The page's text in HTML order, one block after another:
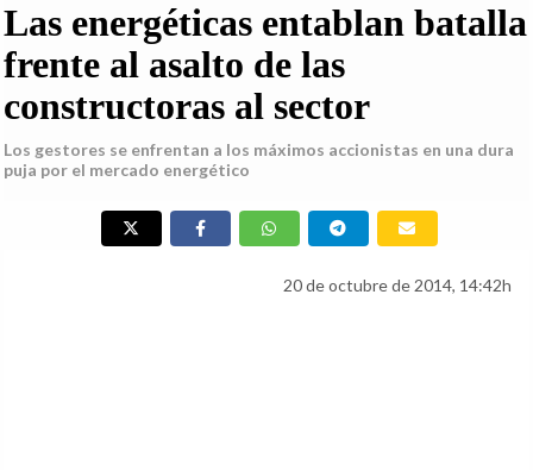
Las energéticas entablan batalla
frente al asalto de las
constructoras al sector
Los gestores se enfrentan a los máximos accionistas en una dura
puja por el mercado energético
20 de octubre de 2014, 14:42h